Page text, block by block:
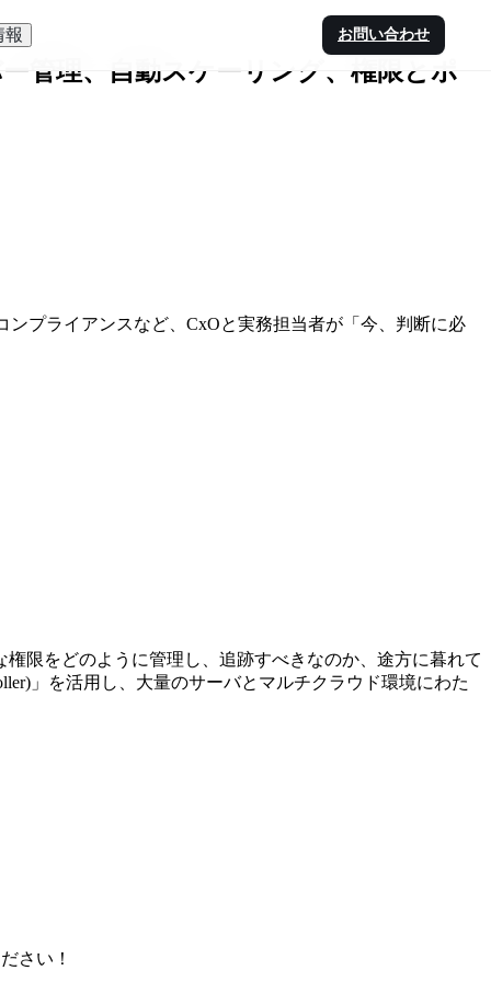
報 お問い合わせ
管理、自動スケーリング、権限とポ
プライアンスなど、CxOと実務担当者が「今、判断に必
限をどのように管理し、追跡すべきなのか、途方に暮れて
」を活用し、大量のサーバとマルチクラウド環境にわた
さい！